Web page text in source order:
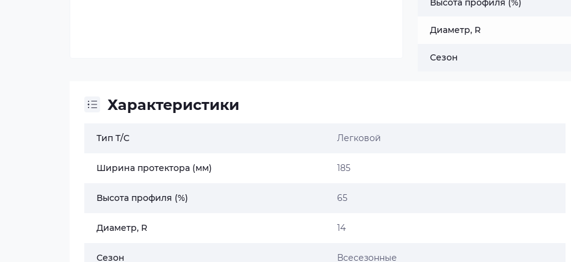
Диаметр, R
Сезон
Характеристики
Тип Т/С Легковой
Ширина протектора (мм) 185
Высота профиля (%) 65
Диаметр, R 14
Сезон Всесезонные